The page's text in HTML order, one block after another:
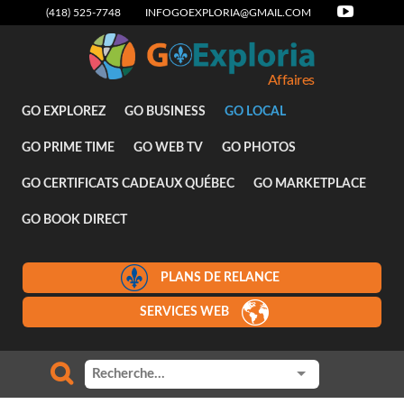
(418) 525-7748 INFOGOEXPLORIA@GMAIL.COM
Affaires
GO EXPLOREZ GO BUSINESS GO LOCAL
GO PRIME TIME GO WEB TV GO PHOTOS
GO CERTIFICATS CADEAUX QUÉBEC GO MARKETPLACE
GO BOOK DIRECT
PLANS DE RELANCE
SERVICES WEB